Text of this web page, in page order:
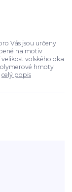
Vás jsou určeny
na motiv
volského oka
hmoty
celý popis